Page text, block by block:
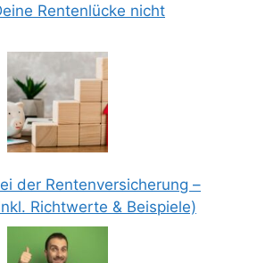
Rentenlücke nicht
der Rentenversicherung –
Richtwerte & Beispiele)